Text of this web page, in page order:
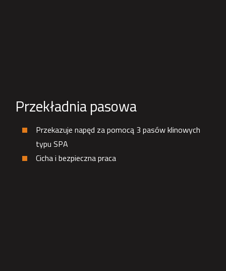
Przekładnia pasowa
Przekazuje napęd za pomocą 3 pasów klinowych
typu SPA
Cicha i bezpieczna praca